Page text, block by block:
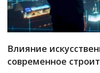
Влияние
современное